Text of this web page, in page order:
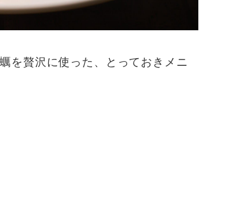
を贅沢に使った、とっておきメニ